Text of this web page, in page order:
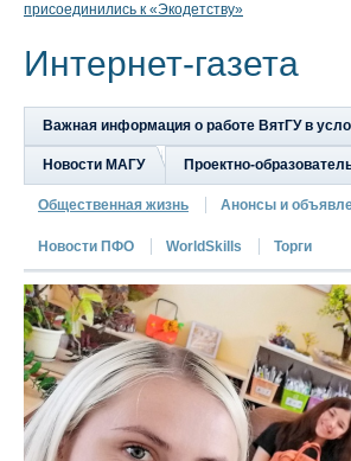
присоединились к «Экодетству»
Интернет-газета
Важная информация о работе ВятГУ в
Новости МАГУ Проектно-
Общественная жизнь Анонсы и
Новости ПФО WorldSkills Торги